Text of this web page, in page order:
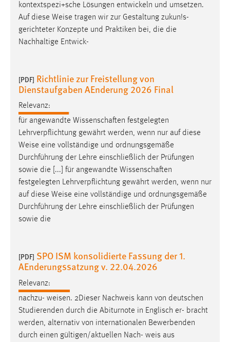
kontextspezi+sche Lösungen entwickeln und umsetzen.
Auf diese Weise tragen wir zur Gestaltung zukun!s-
gerichteter Konzepte und Praktiken bei, die die
Nachhaltige Entwick-
[PDF] Richtlinie zur Freistellung von
Dienstaufgaben AEnderung 2026 Final
Relevanz:
für angewandte Wissenschaften festgelegten
Lehrverpflichtung gewährt werden, wenn nur auf diese
Weise eine vollständige und ordnungsgemäße
Durchführung der Lehre einschließlich der Prüfungen
sowie die [...] für angewandte Wissenschaften
festgelegten Lehrverpflichtung gewährt werden, wenn nur
auf diese Weise eine vollständige und ordnungsgemäße
Durchführung der Lehre einschließlich der Prüfungen
sowie die
[PDF] SPO ISM konsolidierte Fassung der 1.
AEnderungssatzung v. 22.04.2026
Relevanz:
nachzu- weisen. 2Dieser Nachweis kann von deutschen
Studierenden durch die Abiturnote in Englisch er- bracht
werden, alternativ von internationalen Bewerbenden
durch einen gültigen/aktuellen Nach- weis aus